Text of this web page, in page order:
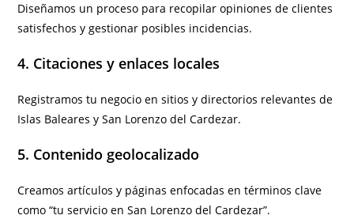
Diseñamos un proceso para recopilar opiniones de clientes
satisfechos y gestionar posibles incidencias.
4. Citaciones y enlaces locales
Registramos tu negocio en sitios y directorios relevantes de
Islas Baleares y San Lorenzo del Cardezar.
5. Contenido geolocalizado
Creamos artículos y páginas enfocadas en términos clave
como “tu servicio en San Lorenzo del Cardezar”.